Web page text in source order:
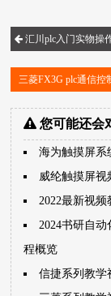
汇川plc入门实物操
三菱FX3G plc通信控
您可能还会
海为触摸屏系
威纶触摸屏
2022最新视频
2024书研自
程概览
信捷系列教学